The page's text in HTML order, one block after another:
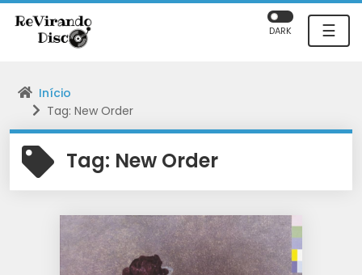
☰
DARK
Início
Tag: New Order
Tag: New Order